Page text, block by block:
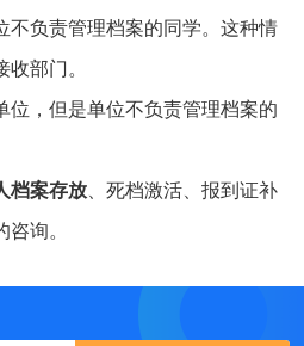
负责管理档案的同学。这种情
部门。
，但是单位不负责管理档案的
档案存放、死档激活、报到证补
询。